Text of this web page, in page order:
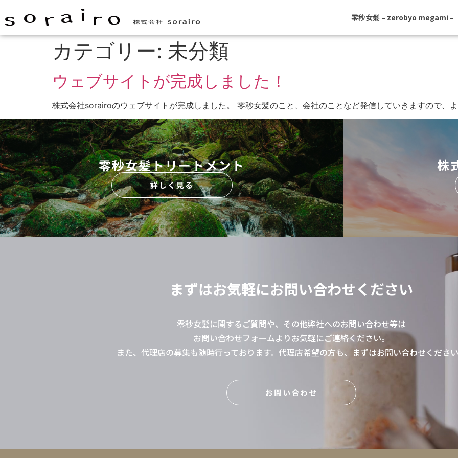
零秒女髪 – zerobyo megami –
カテゴリー: 未分類
ウェブサイトが完成しました！
株式会社sorairoのウェブサイトが完成しました。 零秒女髪のこと、会社のことなど発信していきますので、
零秒女髪トリートメント
詳しく見る
株
まずはお気軽にお問い合わせください
零秒女髪に関するご質問や、その他弊社へのお問い合わせ等は
お問い合わせフォームよりお気軽にご連絡ください。
また、代理店の募集も随時行っております。代理店希望の方も、まずはお問い合わせくださ
お問い合わせ